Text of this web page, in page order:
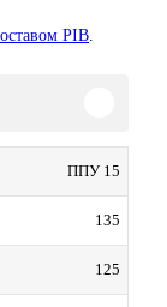
PIB
ППУ 15
135
125